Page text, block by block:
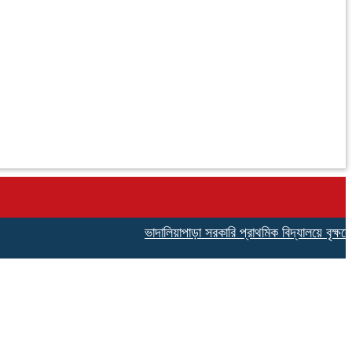
ভাদালিয়াপাড়া সরকারি প্রাথমিক বিদ্যালয়ে বৃক্ষরোপণ